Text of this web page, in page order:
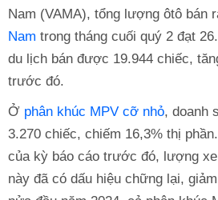
Nam (VAMA), tổng lượng ôtô bán
Nam trong tháng cuối quý 2 đạt
du lịch bán được 19.944 chiếc,
trước đó.
Ở phân khúc MPV cỡ nhỏ, doanh
3.270 chiếc, chiếm 16,3% thị
của kỳ báo cáo trước đó, lượng
này đã có dấu hiệu chững lại,